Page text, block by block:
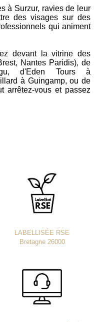
à Surzur, ravies de leur
des visages sur des
qui animent
devant la vitrine des
Nantes Paridis), de
d'Eden Tours à
à Guingamp, ou de
arrêtez-vous et passez
LABELLISÉE RSE
Bretagne 26000